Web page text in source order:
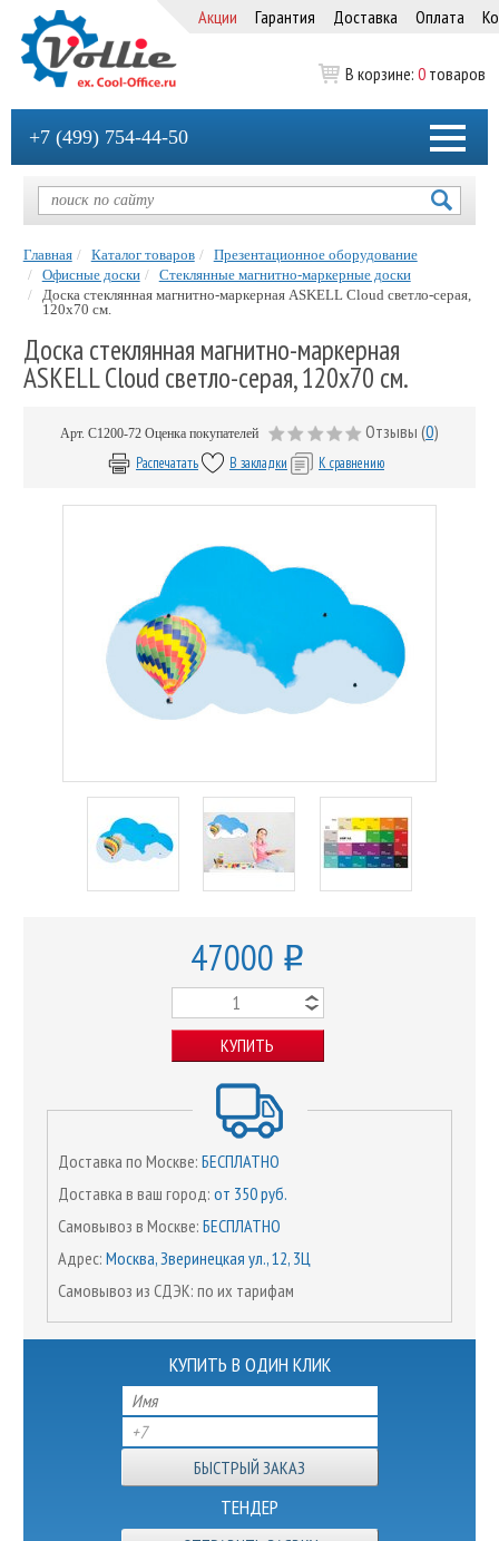
Акции Гарантия Доставка Оплата
В корзине: 0 товаров
+7 (499) 754-44-50
Главная Каталог товаров
Презентационное оборудование
Офисные доски
Стеклянные магнитно-маркерные доски
Доска стеклянная магнитно-маркерная ASKELL Cloud светло-серая,
120х70 см.
Доска стеклянная магнитно-маркерная
ASKELL Cloud светло-серая, 120х70 см.
Арт. C1200-72 Оценка покупателей Отзывы (0)
Распечатать В закладки К сравнению
47000 o
КУПИТЬ
Доставка по Москве: БЕСПЛАТНО
Доставка в ваш город: от 350 руб.
Самовывоз в Москве: БЕСПЛАТНО
Адрес: Москва, Зверинецкая ул., 12, 3Ц
Самовывоз из СДЭК: по их тарифам
КУПИТЬ В ОДИН КЛИК
ТЕНДЕР